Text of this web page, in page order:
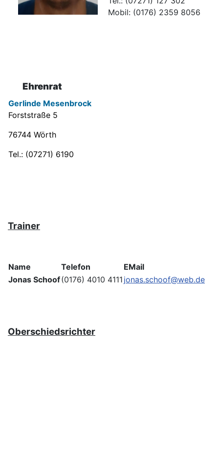
Mobil: (0176) 2359 8056
Ehrenrat
Gerlinde Mesenbrock
Forststraße 5
76744 Wörth
Tel.: (07271) 6190
Trainer
Name Telefon
EMail
Jonas Schoof(0176) 4010 4111 jonas.schoof@web.de
Oberschiedsrichter